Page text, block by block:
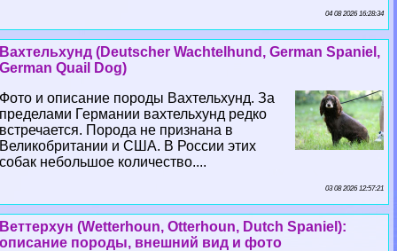
04 08 2026 16:28:34
Вахтельхунд (Deutscher Wachtelhund, German Spaniel,
German Quail Dog)
Фото и описание породы Вахтельхунд. За
пределами Германии вахтельхунд редко
встречается. Порода не признана в
Великобритании и США. В России этих
собак небольшое количество....
03 08 2026 12:57:21
Веттерхун (Wetterhoun, Otterhoun, Dutch Spaniel):
описание породы, внешний вид и фото